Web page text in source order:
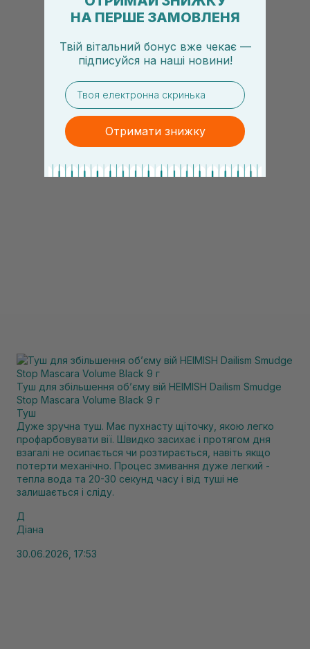
Туш для збільшення об’єму вій HEIMISH Dailism Smudge
Stop Mascara Volume Black 9 г
Туш
Дуже зручна туш. Має пухнасту щіточку, якою легко
профарбовувати вії. Швидко засихає і протягом дня
взагалі не осипається чи розтирається, навіть якщо
потерти механічно. Процес змивання дуже легкий -
тепла вода та 20-30 секунд часу і від туші не
залишається і сліду.
Д
Діана
30.06.2026, 17:53
НА ПЕРШЕ ЗАМОВЛЕНЯ
Твій вітальний бонус вже чекає —
підписуйся на наші новини!
email
Отримати знижку